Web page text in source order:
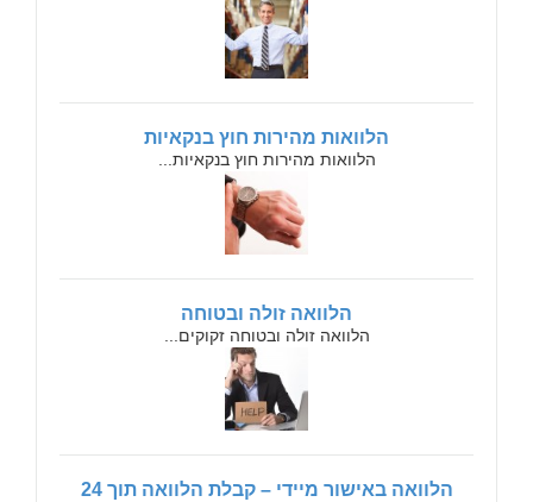
הלוואות מהירות חוץ בנקאיות
הלוואות מהירות חוץ בנקאיות...
הלוואה זולה ובטוחה
הלוואה זולה ובטוחה זקוקים...
הלוואה באישור מיידי – קבלת הלוואה תוך 24